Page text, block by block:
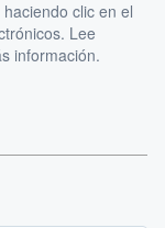
clic en el
Lee
información.